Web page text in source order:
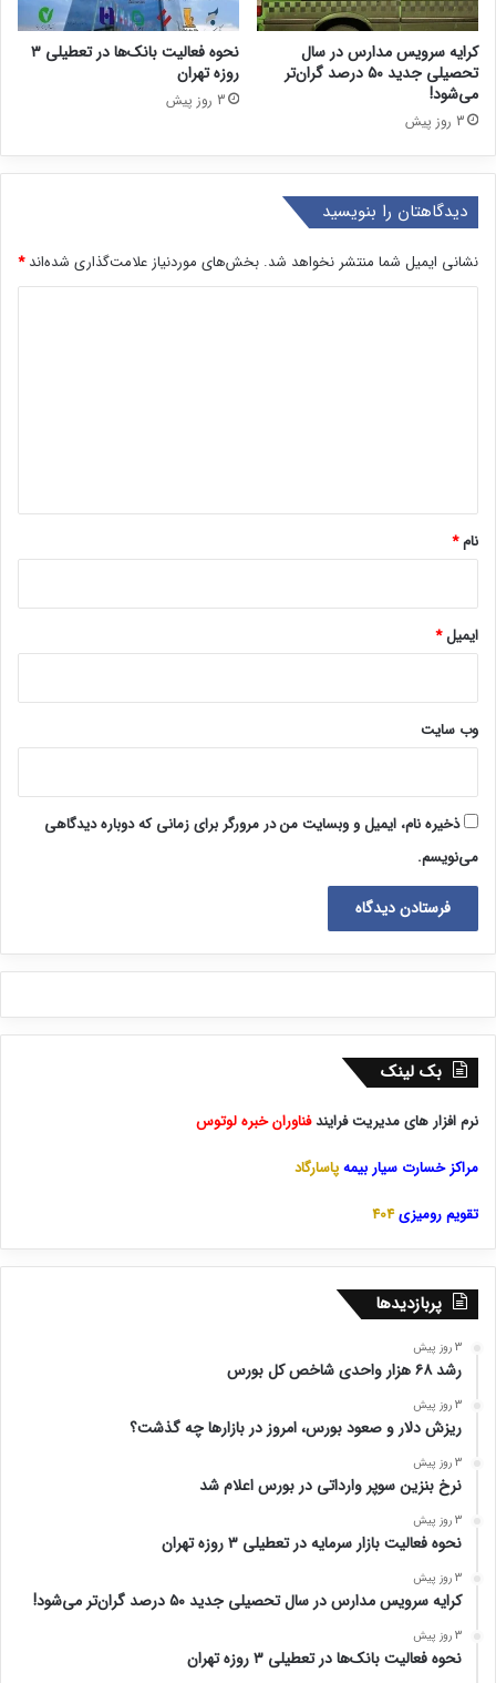
کرایه سرویس مدارس در سال
تحصیلی جدید ۵۰ درصد گران‌تر
می‌شود!
3 روز پیش
نحوه فعالیت بانک‌ها در تعطیلی ۳
روزه تهران
3 روز پیش
دیدگاهتان را بنویسید
نشانی ایمیل شما منتشر نخواهد شد. بخش‌های موردنیاز علامت‌گذاری شده‌اند*
نام*
ایمیل*
وب‌ سایت
ذخیره نام، ایمیل و وبسایت من در مرورگر برای زمانی که دوباره دیدگاهی
می‌نویسم.
بک لینک
نرم افزار های مدیریت فرایندفناوران خبره لوتوس
مراکز خسارت سیار بیمهپاسارگاد
تقویم رومیزی404
پربازدیدها
3 روز پیش
رشد ۶۸ هزار واحدی شاخص کل بورس
3 روز پیش
ریزش دلار و صعود بورس، امروز در بازارها چه گذشت؟
3 روز پیش
نرخ بنزین سوپر وارداتی در بورس اعلام شد
3 روز پیش
نحوه فعالیت بازار سرمایه در تعطیلی ۳ روزه تهران
3 روز پیش
کرایه سرویس مدارس در سال تحصیلی جدید ۵۰ درصد گران‌تر می‌شود!
3 روز پیش
نحوه فعالیت بانک‌ها در تعطیلی ۳ روزه تهران